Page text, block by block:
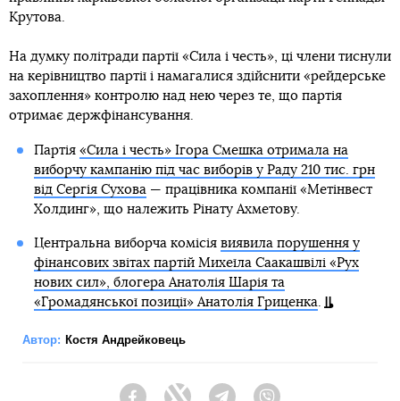
Крутова.
На думку політради партії «Сила і честь», ці члени тиснули
на керівництво партії і намагалися здійснити «рейдерське
захоплення» контролю над нею через те, що партія
отримає держфінансування.
Партія «Сила і честь» Ігора Смешка отримала на
виборчу кампанію під час виборів у Раду 210 тис. грн
від Сергія Сухова— працівника компанії «Метінвест
Холдинг», що належить Рінату Ахметову.
Центральна виборча комісія виявила порушення у
фінансових звітах партій Михеїла Саакашвілі «Рух
нових сил», блогера Анатолія Шарія та
«Громадянської позиції» Анатолія Гриценка.
Автор: Костя Андрейковець